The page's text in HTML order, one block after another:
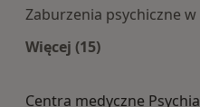
Zaburzenia psychiczne w
Więcej (15)
Centra medyczne